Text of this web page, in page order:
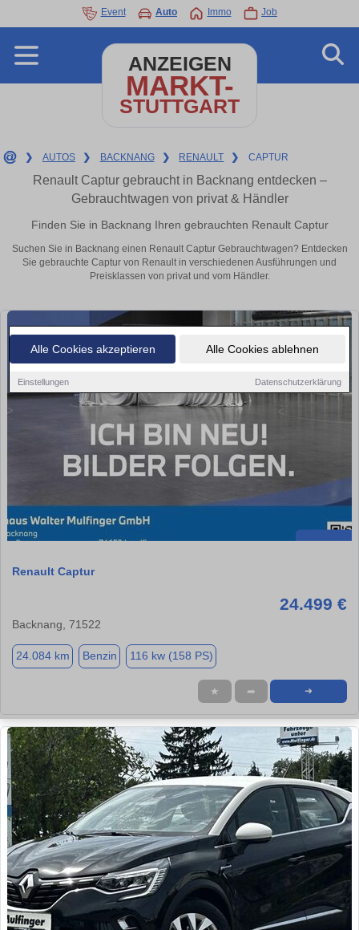
Alle Cookies akzeptieren Alle Cookies ablehnen
Einstellungen Datenschutzerklärung
Event Auto Immo Job
ANZEIGEN
MARKT-
STUTTGART
❯ AUTOS ❯ BACKNANG ❯ RENAULT ❯ CAPTUR
Renault Captur gebraucht in Backnang entdecken –
Gebrauchtwagen von privat & Händler
Finden Sie in Backnang Ihren gebrauchten Renault Captur
Suchen Sie in Backnang einen Renault Captur Gebrauchtwagen? Entdecken
Sie gebrauchte Captur von Renault in verschiedenen Ausführungen und
Preisklassen von privat und vom Händler.
Renault Captur
24.499 €
Backnang, 71522
24.084 km Benzin 116 kw (158 PS)
★ ➦ ➜